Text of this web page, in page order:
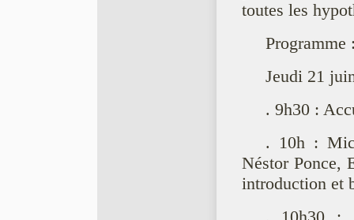
toutes les
Programme
Jeudi 21
. 9h30 :
. 10h :
Néstor Ponce,
introduction et